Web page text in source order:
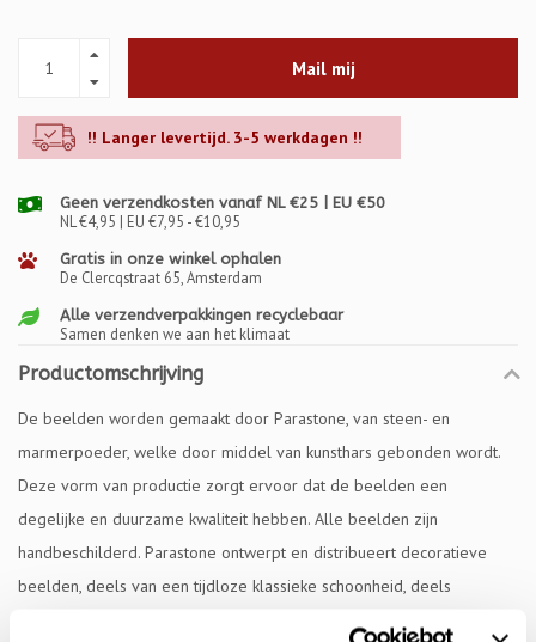
Mail mij
!! Langer levertijd. 3-5 werkdagen !!
Geen verzendkosten vanaf NL €25 | EU €50
NL €4,95 | EU €7,95 - €10,95
Gratis in onze winkel ophalen
De Clercqstraat 65, Amsterdam
Alle verzendverpakkingen recyclebaar
Samen denken we aan het klimaat
Productomschrijving
De beelden worden gemaakt door Parastone, van steen- en
marmerpoeder, welke door middel van kunsthars gebonden wordt.
Deze vorm van productie zorgt ervoor dat de beelden een
degelijke en duurzame kwaliteit hebben. Alle beelden zijn
handbeschilderd. Parastone ontwerpt en distribueert decoratieve
beelden, deels van een tijdloze klassieke schoonheid, deels